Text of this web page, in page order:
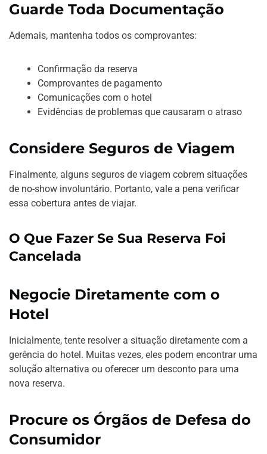
Guarde Toda Documentação
Ademais, mantenha todos os comprovantes:
Confirmação da reserva
Comprovantes de pagamento
Comunicações com o hotel
Evidências de problemas que causaram o atraso
Considere Seguros de Viagem
Finalmente, alguns seguros de viagem cobrem situações
de no-show involuntário. Portanto, vale a pena verificar
essa cobertura antes de viajar.
O Que Fazer Se Sua Reserva Foi
Cancelada
Negocie Diretamente com o
Hotel
Inicialmente, tente resolver a situação diretamente com a
gerência do hotel. Muitas vezes, eles podem encontrar uma
solução alternativa ou oferecer um desconto para uma
nova reserva.
Procure os Órgãos de Defesa do
Consumidor